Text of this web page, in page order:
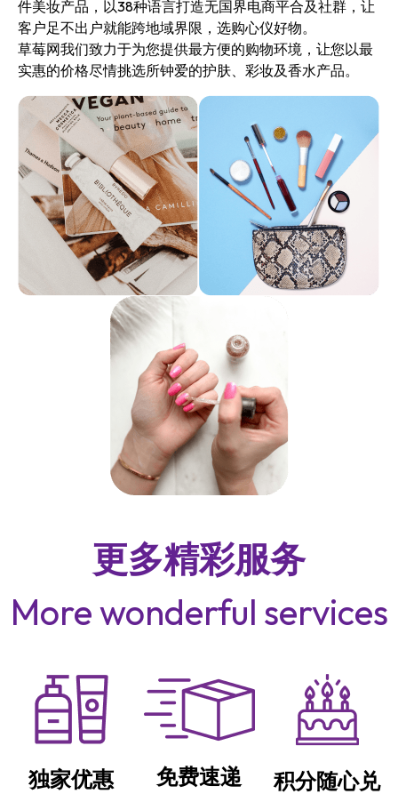
件美妆产品，以38种语言打造无国界电商平合及社群，让
客户足不出户就能跨地域界限，选购心仪好物。
草莓网我们致力于为您提供最方便的购物环境，让您以最
实惠的价格尽情挑选所钟爱的护肤、彩妆及香水产品。
更多精彩服务
More wonderful services
独家优惠 免费速递 积分随心兑